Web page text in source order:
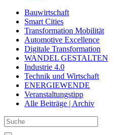
Bauwirtschaft
Smart Cities
Transformation Mobilität
Automotive Excellence
Digitale Transformation
WANDEL GESTALTEN
Industrie 4.0
Technik und Wirtschaft
ENERGIEWENDE
Veranstaltungstipp
Alle Beiträge | Archiv